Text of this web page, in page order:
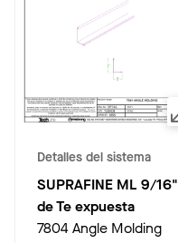
Detalles del sistema
SUPRAFINE ML 9/16"
de Te expuesta
7804 Angle Molding